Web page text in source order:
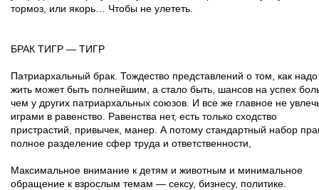
тормоз, или якорь… Чтобы не улететь.
БРАК ТИГР — ТИГР
Патриархальный брак. Тождество представлений о том, как надо
жить может быть полнейшим, а стало быть, шансов на успех
чем у других патриархальных союзов. И все же главное не
играми в равенство. Равенства нет, есть только сходство
пристрастий, привычек, манер. А потому стандартный набор
полное разделение сфер труда и ответственности,
Максимальное внимание к детям и животным и минимальное
обращение к взрослым темам — сексу, бизнесу, политике.